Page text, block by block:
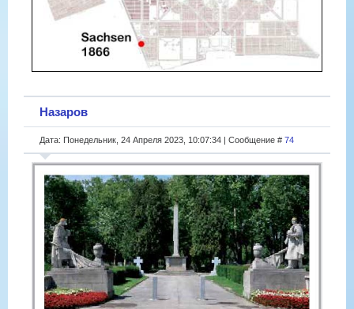
Назаров
Дата: Понедельник, 24 Апреля 2023, 10:07:34 | Сообщение # 74